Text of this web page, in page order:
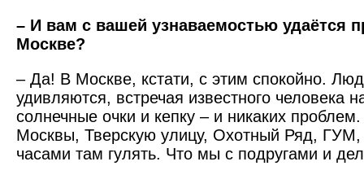
– И вам с вашей узнаваемостью удаётся
Москве?
– Да! В Москве, кстати, с этим спокойно.
удивляются, встречая известного человека
солнечные очки и кепку – и никаких
Москвы, Тверскую улицу, Охотный Ряд,
часами там гулять. Что мы с подругами и